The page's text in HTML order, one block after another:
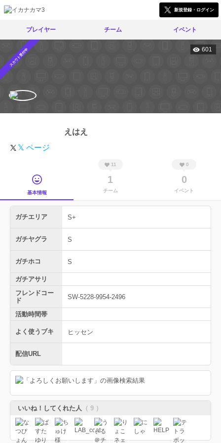
新規登録・ログイン
プレイヤー チーム イベント
スカウト受付中 601
えはえ
𝕏 ページ
基本情報
11
1
チーム
0
0
イベント
ガチエリア S+
ガチヤグラ S
ガチホコ S
ガチアサリ
フレンドコー
ド
SW-5228-9954-2496
活動時間帯
よく使うブキ ヒッセン
配信URL
いいね！してくれた人 （ 9 ）